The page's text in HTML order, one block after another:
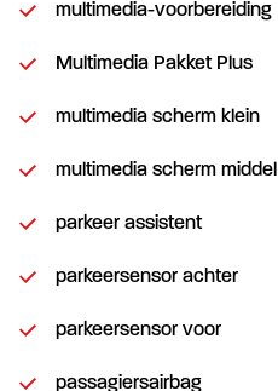
multimedia-voorbereiding
Multimedia Pakket Plus
multimedia scherm klein
multimedia scherm middel
parkeer assistent
parkeersensor achter
parkeersensor voor
passagiersairbag